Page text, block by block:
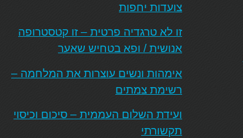
צועדות יחפות
זו לא טרגדיה פרטית – זו קטסטרופה
אנושית / ופא בטחיש שאער
אימהות ונשים עוצרות את המלחמה –
רשימת צמתים
ועידת השלום העממית – סיכום וכיסוי
תקשורתי